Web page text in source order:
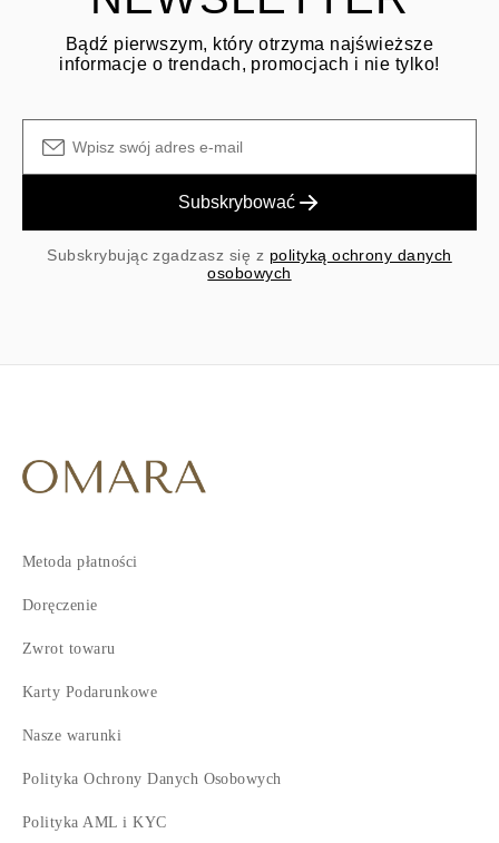
Bądź pierwszym, który otrzyma najświeższe
informacje o trendach, promocjach i nie tylko!
Subskrybować
Subskrybując zgadzasz się z polityką ochrony danych
osobowych
Metoda płatności
Doręczenie
Zwrot towaru
Karty Podarunkowe
Nasze warunki
Polityka Ochrony Danych Osobowych
Polityka AML i KYC